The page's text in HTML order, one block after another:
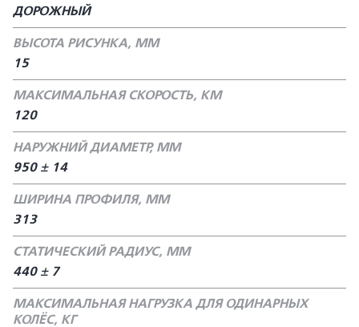
ДОРОЖНЫЙ
ВЫСОТА РИСУНКА, ММ
15
МАКСИМАЛЬНАЯ СКОРОСТЬ, КМ
120
НАРУЖНИЙ ДИАМЕТР, ММ
950 ± 14
ШИРИНА ПРОФИЛЯ, ММ
313
СТАТИЧЕСКИЙ РАДИУС, ММ
440 ± 7
МАКСИМАЛЬНАЯ НАГРУЗКА ДЛЯ ОДИНАРНЫХ
КОЛЁС, КГ